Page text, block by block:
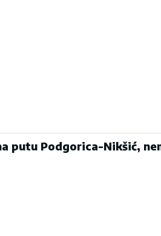
putu Podgorica-Nikšić,